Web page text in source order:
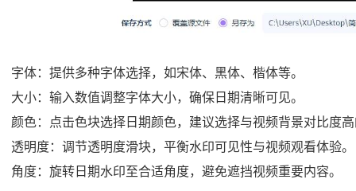
字体：提供多种字体选择，如宋体、黑体、楷体等。
大小：输入数值调整字体大小，确保日期清晰可见。
颜色：点击色块选择日期颜色，建议选择与视频背景对比度
透明度：调节透明度滑块，平衡水印可见性与视频观看体验。
角度：旋转日期水印至合适角度，避免遮挡视频重要内容。